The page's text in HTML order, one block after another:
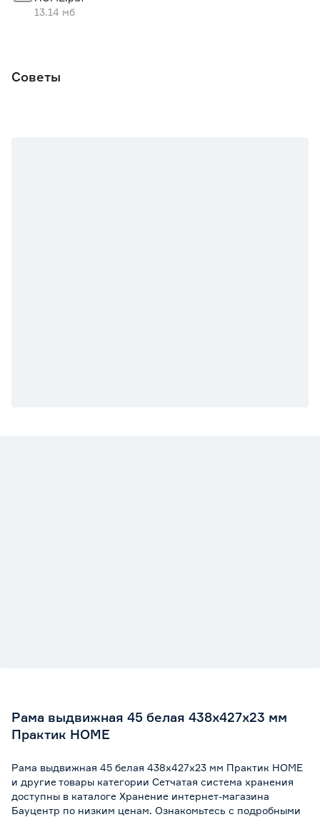
Тип выдвижения
13.14 мб
Советы
Рама выдвижная 45 белая 438x427х23 мм
Практик HOME
Рама выдвижная 45 белая 438x427х23 мм Практик HOME
и другие товары категории Сетчатая система хранения
доступны в каталоге Хранение интернет-магазина
Бауцентр по низким ценам. Ознакомьтесь с подробными